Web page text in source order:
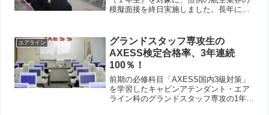
模擬面接を終日実施しました。長年にわ
本航空幹部の方をお迎えし、採用面接官
の立場からのアドバイ...
エアライン
グランドスタッフ専攻生の
AXESS検定合格率、3年連続
100％！
前期の必修科目「AXESS国内3級対策」
を学習したキャビンアテンダント・エア
ライン科のグランドスタッフ専攻の1年生